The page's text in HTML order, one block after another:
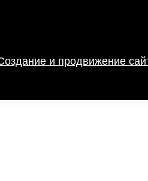
и продвижение